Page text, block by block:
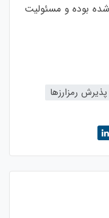
بوده و مسئولیت
پذیرش رمزارزها